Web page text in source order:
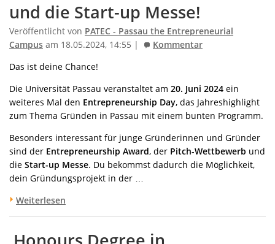
und die Start-up Messe!
Veröffentlicht von PATEC - Passau the Entrepreneurial
Campus am 18.05.2024, 14:55 | Kommentar
Das ist deine Chance!
Die Universität Passau veranstaltet am 20. Juni 2024 ein
weiteres Mal den Entrepreneurship Day, das Jahreshighlight
zum Thema Gründen in Passau mit einem bunten Programm.
Besonders interessant für junge Gründerinnen und Gründer
sind der Entrepreneurship Award, der Pitch-Wettbewerb und
die Start-up Messe. Du bekommst dadurch die Möglichkeit,
dein Gründungsprojekt in der …
Weiterlesen